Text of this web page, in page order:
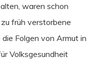
waren schon
früh verstorbene
Folgen von Armut in
Volksgesundheit